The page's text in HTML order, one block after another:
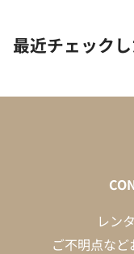
最近チェック
レン
ご不明点な